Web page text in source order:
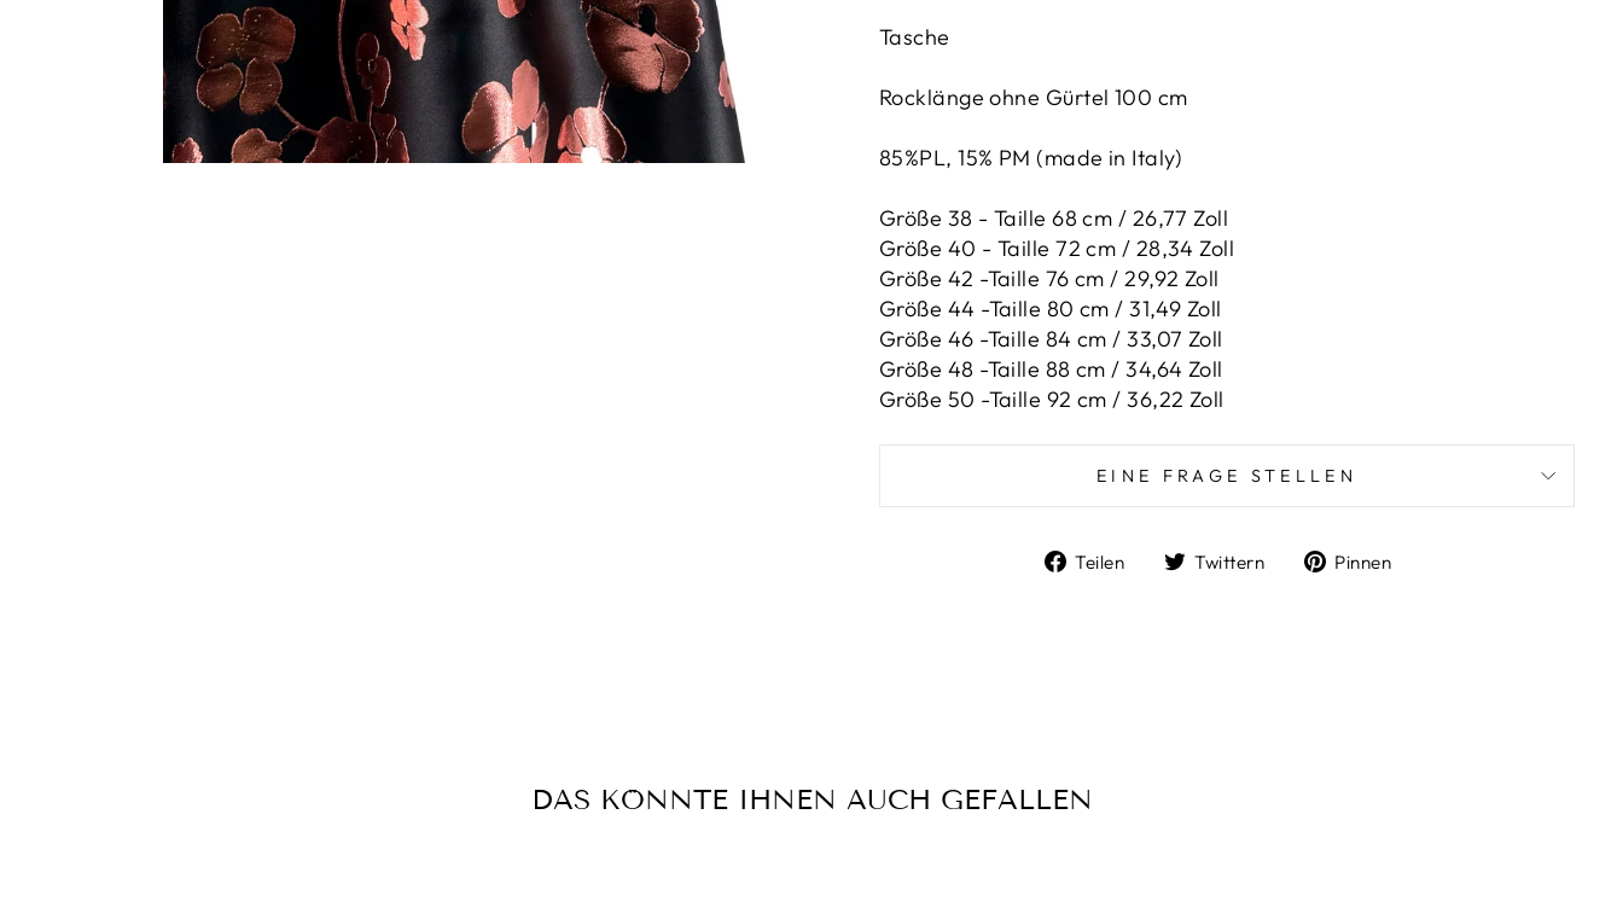
Tasche
Rocklänge ohne Gürtel 100 cm
85%PL, 15% PM (made in Italy)
Größe 38 - Taille 68 cm / 26,77 Zoll
Größe 40 - Taille 72 cm / 28,34 Zoll
Größe 42 -Taille 76 cm / 29,92 Zoll
Größe 44 -Taille 80 cm / 31,49 Zoll
Größe 46 -Taille 84 cm / 33,07 Zoll
Größe 48 -Taille 88 cm / 34,64 Zoll
Größe 50 -Taille 92 cm / 36,22 Zoll
EINE FRAGE STELLEN
Teilen
Auf
Twittern
Auf
Pinnen
DAS KÖNNTE IHNEN AUCH GEFALLEN